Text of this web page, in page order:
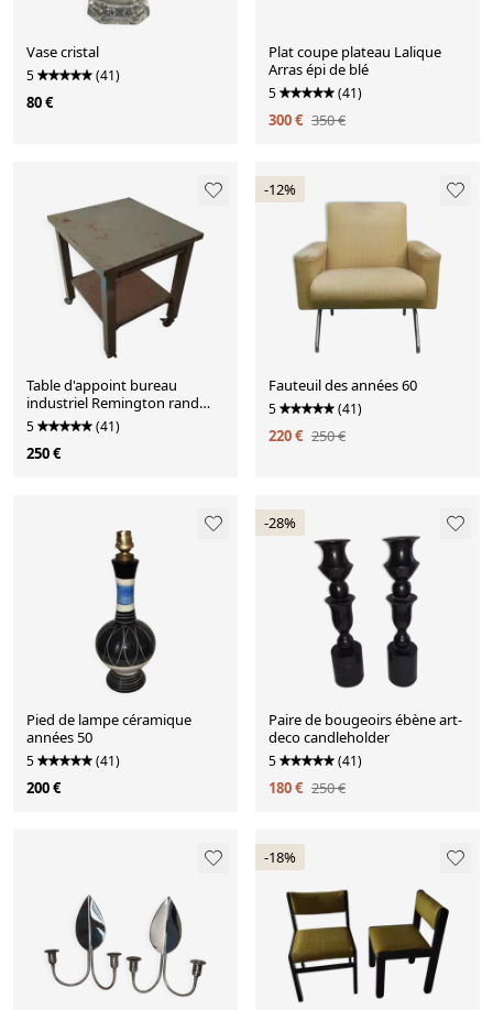
Vase cristal
5 (41)
80 €
Plat coupe plateau Lalique
Arras épi de blé
5 (41)
300 € 350 €
Table d'appoint bureau
industriel Remington rand
Kardex
5 (41)
250 €
-12%
Fauteuil des années 60
5 (41)
220 € 250 €
Pied de lampe céramique
années 50
5 (41)
200 €
-28%
Paire de bougeoirs ébène art-
deco candleholder
5 (41)
180 € 250 €
-18%